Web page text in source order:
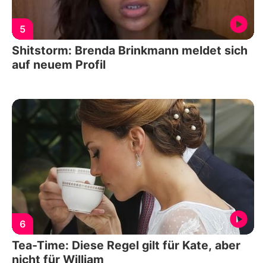
5
Shitstorm: Brenda Brinkmann meldet sich
auf neuem Profil
6
Tea-Time: Diese Regel gilt für Kate, aber
nicht für William